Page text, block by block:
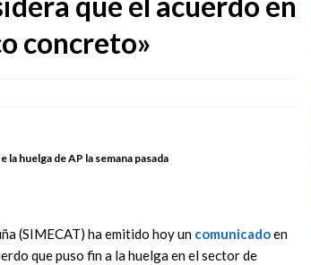
concreto»
huelga de AP la semana pasada
(SIMECAT) ha emitido hoy un comunicadoen
que puso fin a la huelga en el sector de